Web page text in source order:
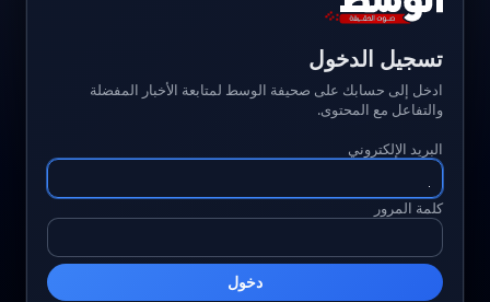
تسجيل الدخول
ادخل إلى حسابك على صحيفة الوسط لمتابعة الأخبار المفضلة
والتفاعل مع المحتوى.
البريد الإلكتروني
كلمة المرور
دخول